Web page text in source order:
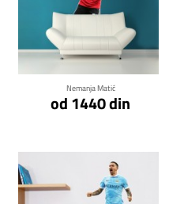
Nemanja Matić
od 1440 din
Klikni za detalje